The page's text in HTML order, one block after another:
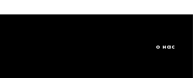
о нас